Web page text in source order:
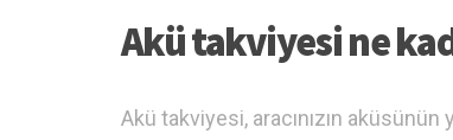
Akü takviyesi ne
Akü takviyesi, aracınızın